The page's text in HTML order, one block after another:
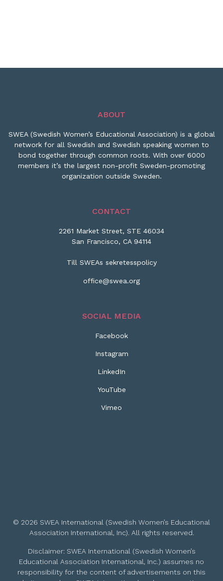
ABOUT
SWEA (Swedish Women’s Educational Association) is a global
network for all Swedish and Swedish speaking women to
bond together through common roots. With over 6000
members it’s the largest non-profit Sweden-promoting
organization outside Sweden.
CONTACT
2261 Market Street, STE 46034
San Francisco, CA 94114
Till SWEAs sekretesspolicy
office@swea.org
SOCIAL MEDIA
Facebook
Instagram
LinkedIn
YouTube
Vimeo
© 2026 SWEA International (Swedish Women’s Educational
Association International, Inc). All rights reserved.
Disclaimer: SWEA International (Swedish Women’s
Educational Association International, Inc.) assumes no
responsibility for the content of advertisements on this